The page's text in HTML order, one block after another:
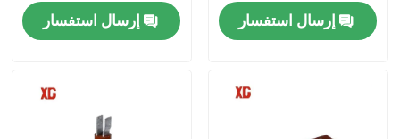
إرسال استفسار
إرسال استفسار